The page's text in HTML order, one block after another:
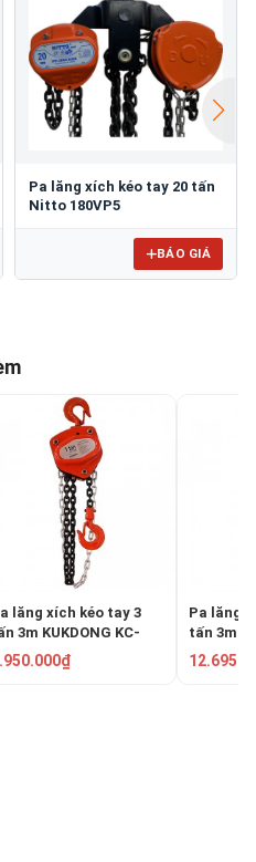
Pa lăng xích kéo tay 20 tấn
Nitto 180VP5
BÁO GIÁ
lăng xích kéo tay 3
3m KUKDONG KC-
3T
Pa lăng
tấn 3m
70A-10T